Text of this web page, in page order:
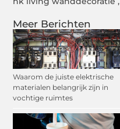
Meer Berichten
Waarom de juiste elektrische
materialen belangrijk zijn in
vochtige ruimtes